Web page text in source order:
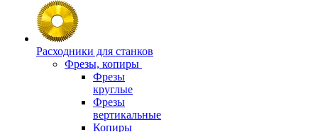
Расходники для станков
Фрезы, копиры
Фрезы
круглые
Фрезы
вертикальные
Копиры